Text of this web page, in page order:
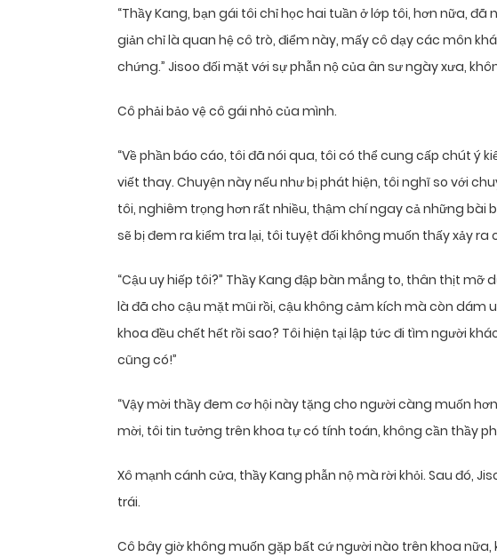
“Thầy Kang, bạn gái tôi chỉ học hai tuần ở lớp tôi, hơn nữa,
giản chỉ là quan hệ cô trò, điểm này, mấy cô dạy các môn
chứng.” Jisoo đối mặt với sự phẫn nộ của ân sư ngày xưa,
Cô phải bảo vệ cô gái nhỏ của mình.
“Về phần báo cáo, tôi đã nói qua, tôi có thể cung cấp chút ý
viết thay. Chuyện này nếu như bị phát hiện, tôi nghĩ so với
tôi, nghiêm trọng hơn rất nhiều, thậm chí ngay cả những bài
sẽ bị đem ra kiểm tra lại, tôi tuyệt đối không muốn thấy xảy ra
“Cậu uy hiếp tôi?” Thầy Kang đập bàn mắng to, thân thịt mỡ
là đã cho cậu mặt mũi rồi, cậu không cảm kích mà còn dám
khoa đều chết hết rồi sao? Tôi hiện tại lập tức đi tìm người
cũng có!”
“Vậy mời thầy đem cơ hội này tặng cho người càng muốn hơn
mời, tôi tin tưởng trên khoa tự có tính toán, không cần thầy
Xô mạnh cánh cửa, thầy Kang phẫn nộ mà rời khỏi. Sau đó,
trái.
Cô bây giờ không muốn gặp bất cứ người nào trên khoa